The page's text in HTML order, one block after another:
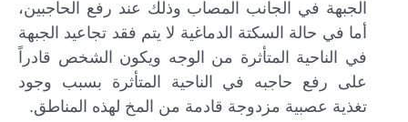
الجبهة في الجانب المصاب وذلك عند رفع الحاجبين،
أما في حالة السكتة الدماغية لا يتم فقد تجاعيد الجبهة
في الناحية المتأثرة من الوجه ويكون الشخص قادراً
على رفع حاجبه في الناحية المتأثرة بسبب وجود
تغذية عصبية مزدوجة قادمة من المخ لهذه المناطق.